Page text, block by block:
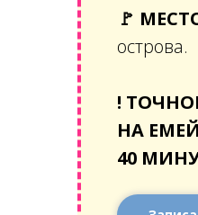
🚩
острова.
!
НА
40